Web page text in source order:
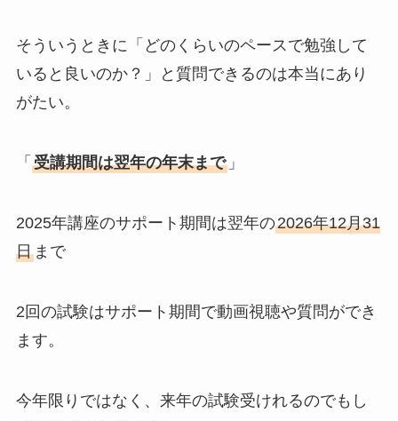
そういうときに「どのくらいのペースで勉強して
いると良いのか？」と質問できるのは本当にあり
がたい。
「 受講期間は翌年の年末まで」
2025年講座のサポート期間は翌年の2026年12月31
日まで
2回の試験はサポート期間で動画視聴や質問ができ
ます。
今年限りではなく、来年の試験受けれるのでもし